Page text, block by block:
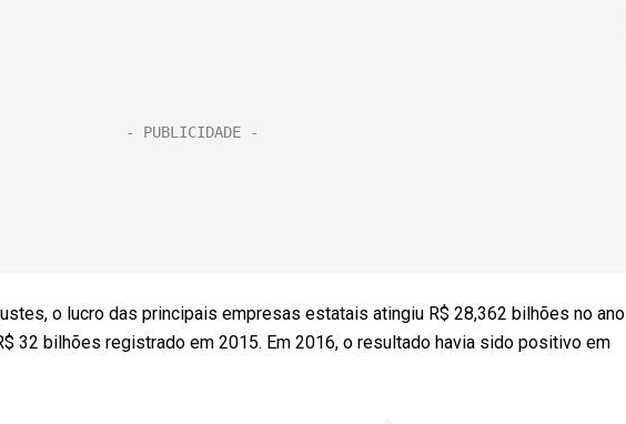
o lucro das principais empresas estatais atingiu R$ 28,362 bilhões no ano
32 bilhões registrado em 2015. Em 2016, o resultado havia sido positivo em